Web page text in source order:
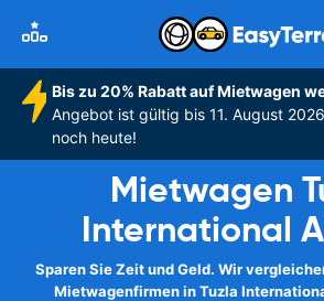
Bis zu 20% Rabatt auf Mietwagen
Angebot ist gültig bis 11. August
noch heute!
Mietwagen
International
Sparen Sie Zeit und Geld. Wir
Mietwagenfirmen in Tuzla